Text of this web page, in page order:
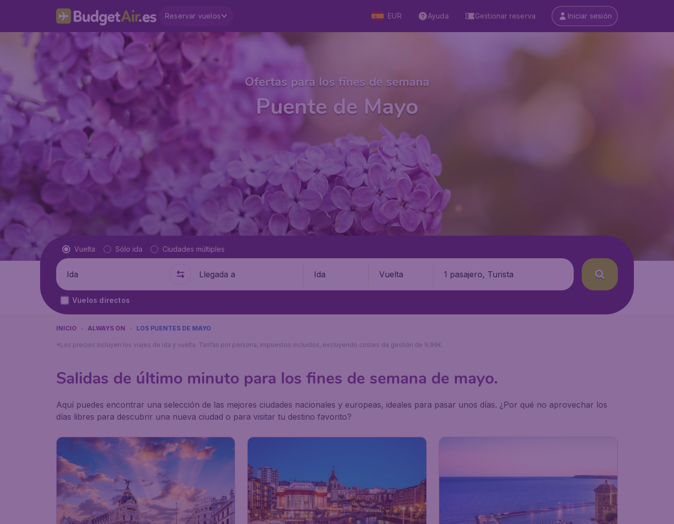
Reservar vuelos EUR Ayuda Gestionar reserva Iniciar sesión
Ofertas para los fines de semana
Puente de Mayo
Tipo de vuelo
Vuelta Sólo ida Ciudades múltiples
Salida de A dónde Ida Vuelta 1 pasajero, Turista
Vuelos directos
INICIO ALWAYS ON LOS PUENTES DE MAYO
*Los precios incluyen los viajes de ida y vuelta. Tarifas por persona, impuestos incluidos, excluyendo costes de gestión de 9,99€.
Salidas de último minuto para los fines de semana de mayo.
Aquí puedes encontrar una selección de las mejores ciudades nacionales y europeas, ideales para pasar unos días. ¿Por qué no aprovechar los
días libres para descubrir una nueva ciudad o para visitar tu destino favorito?